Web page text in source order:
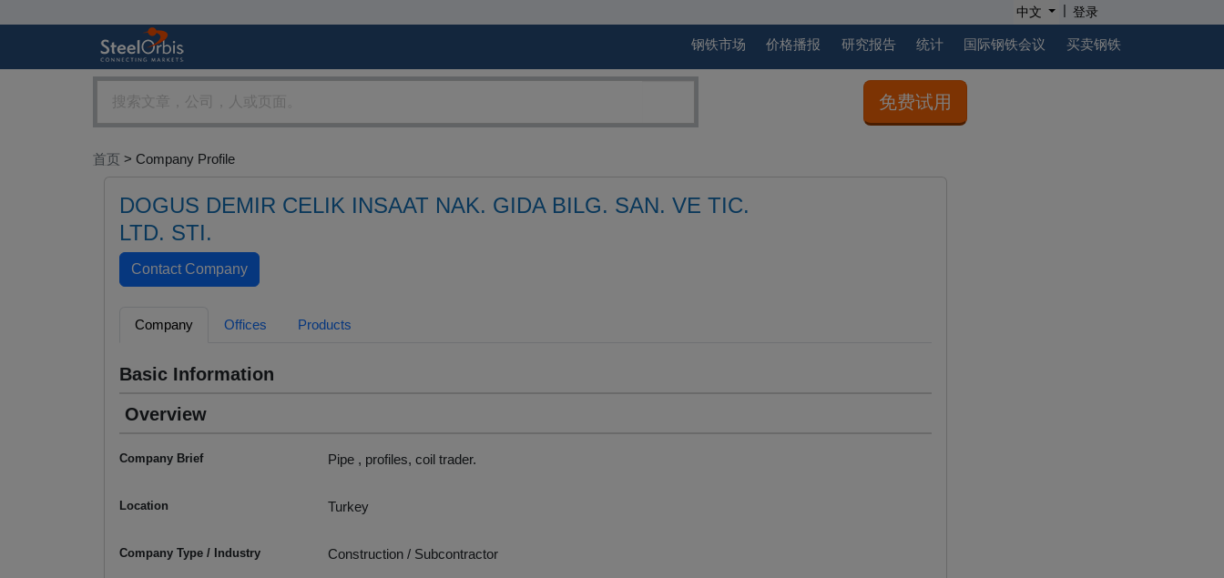
中文 | 登录
钢铁市场 价格播报 研究报告 统计 国际钢铁会议 买卖钢铁
免费试用
首页 > Company Profile
DOGUS DEMIR CELIK INSAAT NAK. GIDA BILG. SAN. VE TIC.
LTD. STI.
Company Offices Products
Basic Information
Overview
Company Brief Pipe , profiles, coil trader.
Location Turkey
Company Type / Industry Construction / Subcontractor